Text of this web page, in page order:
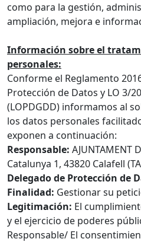
como para la gestión,
ampliación, mejora e
Información sobre el
personales:
Conforme el Reglamento
Protección de Datos y LO 3/
(LOPDGDD) informamos al
los datos personales
exponen a continuación:
Responsable: AJUNTAMENT
Catalunya 1, 43820 Calafell
Delegado de Protección de
Finalidad: Gestionar su
Legitimación: El
y el ejercicio de poderes
Responsable/ El